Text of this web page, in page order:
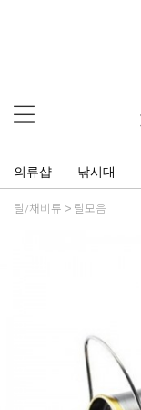
의류샵 낚시대
릴/채비류 릴모음